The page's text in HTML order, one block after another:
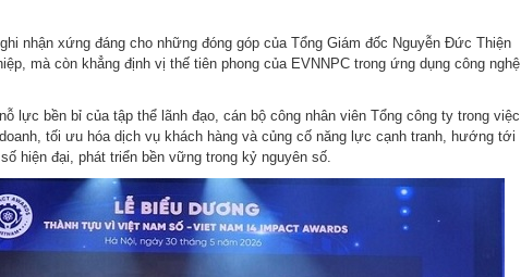
nhận xứng đáng cho những đóng góp của Tổng Giám đốc Nguyễn Đức Thiện
mà còn khẳng định vị thế tiên phong của EVNNPC trong ứng dụng công nghệ
lực bền bỉ của tập thể lãnh đạo, cán bộ công nhân viên Tổng công ty trong việc
tối ưu hóa dịch vụ khách hàng và củng cố năng lực cạnh tranh, hướng tới
hiện đại, phát triển bền vững trong kỷ nguyên số.